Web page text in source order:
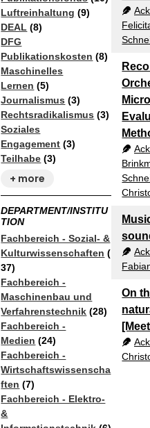
Luftreinhaltung (9)
DEAL (8)
DFG
Publikationskosten (8)
Maschinelles
Lernen (5)
Journalismus (3)
Rechtsradikalismus (3)
Soziales
Engagement (3)
Teilhabe (3)
+ more
DEPARTMENT/INSTITU
TION
Fachbereich - Sozial- &
Kulturwissenschaften (
37)
Fachbereich -
Maschinenbau und
Verfahrenstechnik (28)
Fachbereich -
Medien (24)
Fachbereich -
Wirtschaftswissenscha
ften (7)
Fachbereich - Elektro-
&
On